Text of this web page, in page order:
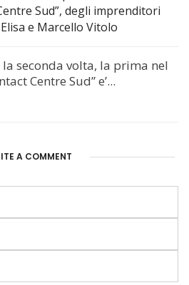
Sud”, degli imprenditori
e Marcello Vitolo
seconda volta, la prima nel
Centre Sud” e’...
A COMMENT